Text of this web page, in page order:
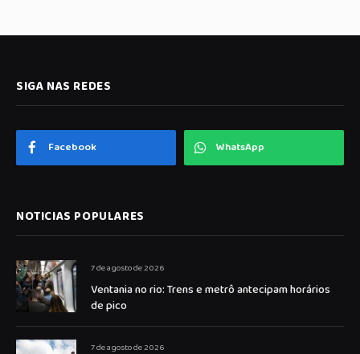
SIGA NAS REDES
Facebook WhatsApp
NOTICIAS POPULARES
7 de agosto de 2026
Ventania no rio: Trens e metrô antecipam horários
de pico
7 de agosto de 2026